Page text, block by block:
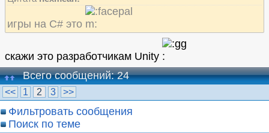
игры на C# это
скажи это разработчикам Unity
Всего сообщений: 24
<< 1 2 3 >>
Фильтровать сообщения
Поиск по теме